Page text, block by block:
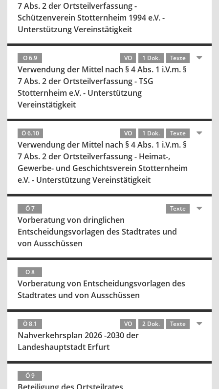
7 Abs. 2 der Ortsteilverfassung -
Schützenverein Stotternheim 1994 e.V. -
Unterstützung Vereinstätigkeit
Ö 6.9 VO 1 Dok. Texte
Verwendung der Mittel nach § 4 Abs. 1 i.V.m. §
7 Abs. 2 der Ortsteilverfassung - TSG
Stotternheim e.V. - Unterstützung
Vereinstätigkeit
Ö 6.10 VO 1 Dok. Texte
Verwendung der Mittel nach § 4 Abs. 1 i.V.m. §
7 Abs. 2 der Ortsteilverfassung - Heimat-,
Gewerbe- und Geschichtsverein Stotternheim
e.V. - Unterstützung Vereinstätigkeit
Ö 7 Texte
Vorberatung von dringlichen
Entscheidungsvorlagen des Stadtrates und
von Ausschüssen
Ö 8
Vorberatung von Entscheidungsvorlagen des
Stadtrates und von Ausschüssen
Ö 8.1 VO 2 Dok. Texte
Nahverkehrsplan 2026 -2030 der
Landeshauptstadt Erfurt
Ö 9